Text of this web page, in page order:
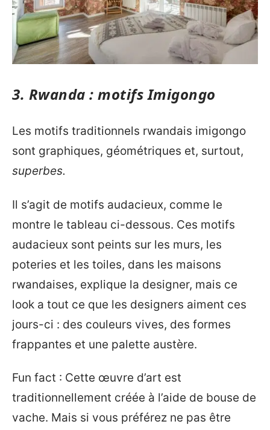
3. Rwanda : motifs Imigongo
Les motifs traditionnels rwandais imigongo
sont graphiques, géométriques et, surtout,
superbes.
Il s’agit de motifs audacieux, comme le
montre le tableau ci-dessous. Ces motifs
audacieux sont peints sur les murs, les
poteries et les toiles, dans les maisons
rwandaises, explique la designer, mais ce
look a tout ce que les designers aiment ces
jours-ci : des couleurs vives, des formes
frappantes et une palette austère.
Fun fact : Cette œuvre d’art est
traditionnellement créée à l’aide de bouse de
vache. Mais si vous préférez ne pas être